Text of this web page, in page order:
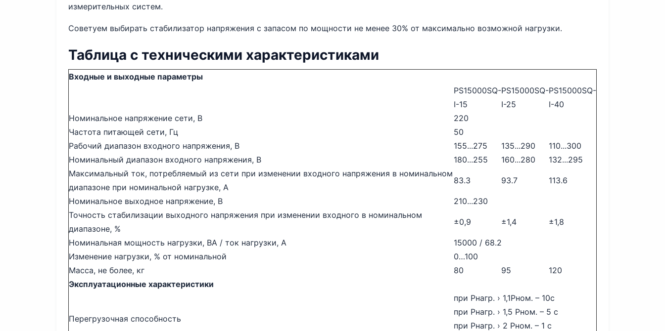
измерительных систем.
Советуем выбирать стабилизатор напряжения с запасом по мощности не менее 30% от максимально возможной нагрузки.
Таблица с техническими характеристиками
Входные и выходные параметры
PS15000SQ-
I-15
PS15000SQ-
I-25
PS15000SQ-
I-40
Номинальное напряжение сети, В
220
Частота питающей сети, Гц
50
Рабочий диапазон входного напряжения, В
155...275 135...290
110...300
Номинальный диапазон входного напряжения, В
180...255 160...280
132...295
Максимальный ток, потребляемый из сети при изменении входного напряжения в номинальном
диапазоне при номинальной нагрузке, А
83.3 93.7 113.6
Номинальное выходное напряжение, В
210...230
Точность стабилизации выходного напряжения при изменении входного в номинальном
диапазоне, %
±0,9 ±1,4 ±1,8
Номинальная мощность нагрузки, ВА / ток нагрузки, А
15000 / 68.2
Изменение нагрузки, % от номинальной
0…100
Масса, не более, кг
80 95
120
Эксплуатационные характеристики
Перегрузочная способность
при Рнагр. › 1,1Рном. – 10с
при Рнагр. › 1,5 Рном. – 5 с
при Рнагр. › 2 Рном. – 1 с